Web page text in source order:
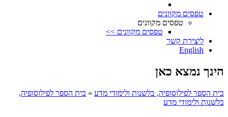
טפסים מקוונים
טפסים מקוונים
טפסים מקוונים >>
ליצירת קשר
English
הינך נמצא כאן
בית הספר לפילוסופיה, בלשנות ולימודי מדע » בית הספר לפילוסופיה,
בלשנות ולימודי מדע